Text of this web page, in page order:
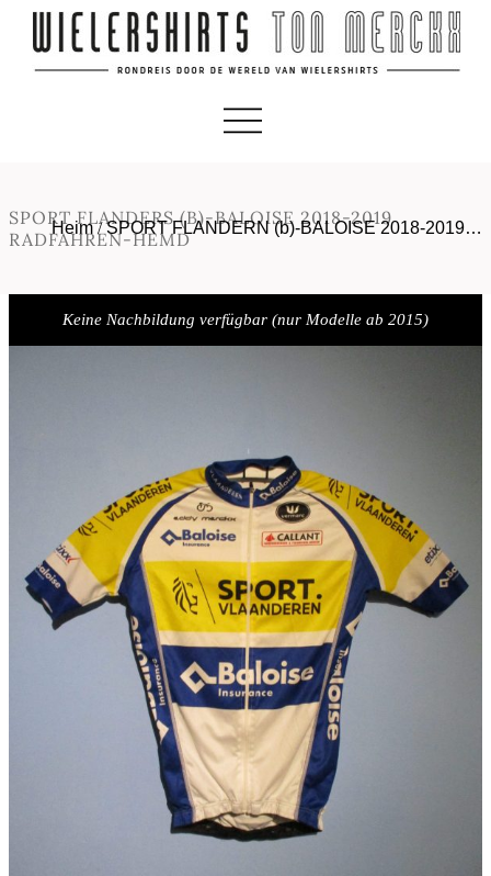
SPORT FLANDERS (B)-BALOISE 2018-2019
RADFAHREN-HEMD
Heim/SPORT FLANDERN (b)-BALOISE 2018-2019…
Keine Nachbildung verfügbar (nur Modelle ab 2015)